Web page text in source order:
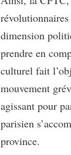
dimension
prendre en
culturel fait
mouvement
agissant pour
parisien
province.